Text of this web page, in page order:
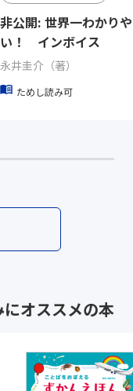
非公開: 世界一わかり
い！ インボイス
永井圭介（著）
ためし読み可
にオススメの本